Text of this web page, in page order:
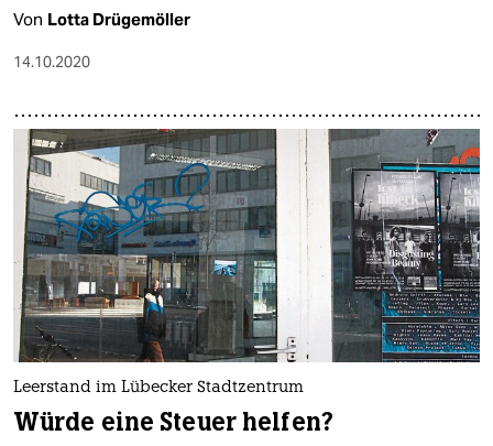
Von Lotta Drügemöller
14.10.2020
Leerstand im Lübecker Stadtzentrum
Würde eine Steuer helfen?